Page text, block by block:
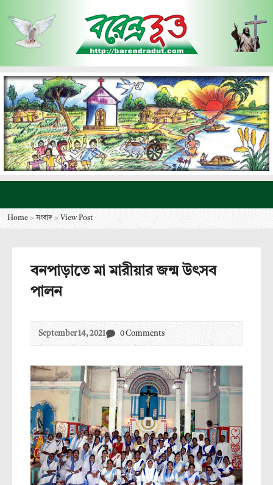
Home > সংবাদ >View Post
বনপাড়াতে মা মারীয়ার জন্ম উৎসব
পালন
September 14, 2021 0 Comments